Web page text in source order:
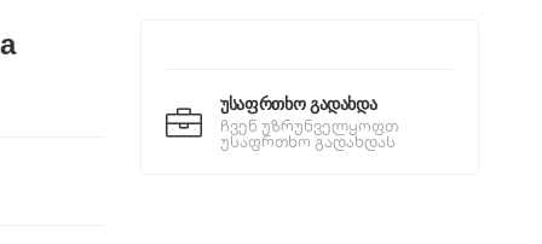
Უსაფრთხო Გადახდა
ჩვენ უზრუნველყოფთ
უსაფრთხო გადახდას